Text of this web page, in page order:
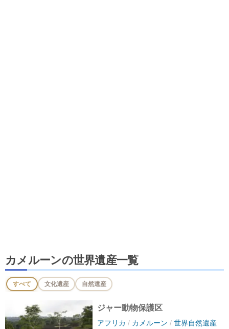
カメルーンの世界遺産一覧
すべて 文化遺産 自然遺産
ジャー動物保護区
アフリカ / カメルーン / 世界自然遺産